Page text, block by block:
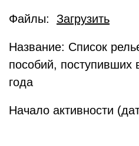
Файлы: Загрузить
Название: Список
пособий, поступивших
года
Начало активности